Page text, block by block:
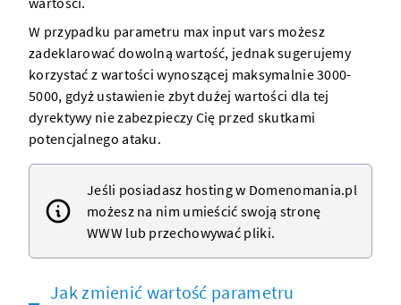
W przypadku parametru max input vars możesz
zadeklarować dowolną wartość, jednak sugerujemy
korzystać z wartości wynoszącej maksymalnie 3000-
5000, gdyż ustawienie zbyt dużej wartości dla tej
dyrektywy nie zabezpieczy Cię przed skutkami
potencjalnego ataku.
Jeśli posiadasz hosting w Domenomania.pl
możesz na nim umieścić swoją stronę
WWW lub przechowywać pliki.
Jak zmienić wartość parametru